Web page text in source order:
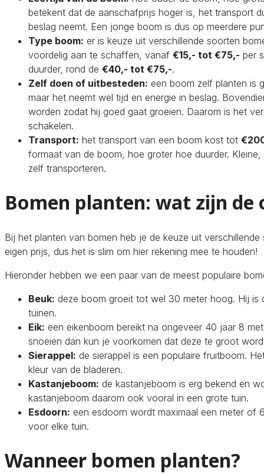
betekent dat de aanschafprijs hoger is, het transport
beslag neemt. Een jonge boom is dus op meerdere
Type boom: er is keuze uit verschillende soorten
voordelig aan te schaffen, vanaf €15,- tot €75,- per
duurder, rond de €40,- tot €75,-.
Zelf doen of uitbesteden: een boom zelf planten is
maar het neemt wel tijd en energie in beslag.
worden zodat hij goed gaat groeien. Daarom is het
schakelen.
Transport: het transport van een boom kost tot
formaat van de boom, hoe groter hoe duurder.
zelf transporteren.
Bomen planten: wat zijn de
Bij het planten van bomen heb je de keuze uit
eigen prijs, dus het is slim om hier rekening mee te houden!
Hieronder hebben we een paar van de meest populaire
Beuk: deze boom groeit tot wel 30 meter hoog. Hij
tuinen.
Eik: een eikenboom bereikt na ongeveer 40 jaar 8
snoeien dan kun je voorkomen dat deze te groot
Sierappel: de sierappel is een populaire fruitboom.
kleur van de bladeren.
Kastanjeboom: de kastanjeboom is erg bekend en
kastanjeboom daarom ook vooral in een grote tuin.
Esdoorn: een esdoorn wordt maximaal een meter of
voor elke tuin.
Wanneer bomen planten?